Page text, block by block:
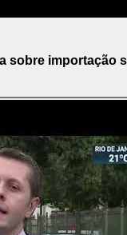
sobre importação